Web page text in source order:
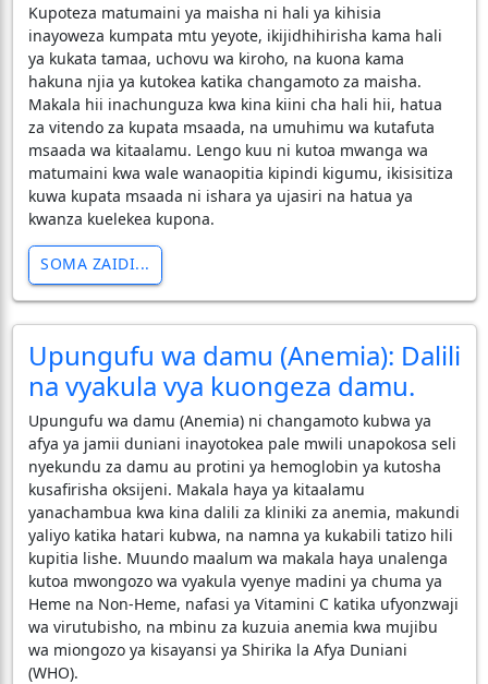
Kupoteza matumaini ya maisha ni hali ya kihisia
inayoweza kumpata mtu yeyote, ikijidhihirisha kama hali
ya kukata tamaa, uchovu wa kiroho, na kuona kama
hakuna njia ya kutokea katika changamoto za maisha.
Makala hii inachunguza kwa kina kiini cha hali hii, hatua
za vitendo za kupata msaada, na umuhimu wa kutafuta
msaada wa kitaalamu. Lengo kuu ni kutoa mwanga wa
matumaini kwa wale wanaopitia kipindi kigumu, ikisisitiza
kuwa kupata msaada ni ishara ya ujasiri na hatua ya
kwanza kuelekea kupona.
SOMA ZAIDI...
Upungufu wa damu (Anemia): Dalili
na vyakula vya kuongeza damu.
Upungufu wa damu (Anemia) ni changamoto kubwa ya
afya ya jamii duniani inayotokea pale mwili unapokosa seli
nyekundu za damu au protini ya hemoglobin ya kutosha
kusafirisha oksijeni. Makala haya ya kitaalamu
yanachambua kwa kina dalili za kliniki za anemia, makundi
yaliyo katika hatari kubwa, na namna ya kukabili tatizo hili
kupitia lishe. Muundo maalum wa makala haya unalenga
kutoa mwongozo wa vyakula vyenye madini ya chuma ya
Heme na Non-Heme, nafasi ya Vitamini C katika ufyonzwaji
wa virutubisho, na mbinu za kuzuia anemia kwa mujibu
wa miongozo ya kisayansi ya Shirika la Afya Duniani
(WHO).